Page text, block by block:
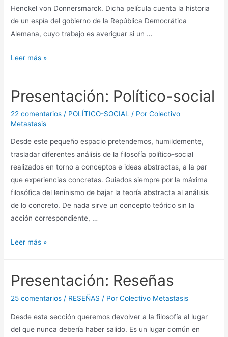
Henckel von Donnersmarck. Dicha película cuenta la historia
de un espía del gobierno de la República Democrática
Alemana, cuyo trabajo es averiguar si un …
La
los
y
nuestra
Leer más »
Presentación: Político-social
22 comentarios / POLÍTICO-SOCIAL / PorColectivo
Metastasis
Desde este pequeño espacio pretendemos, humildemente,
trasladar diferentes análisis de la filosofía político-social
realizados en torno a conceptos e ideas abstractas, a la par
que experiencias concretas. Guiados siempre por la máxima
filosófica del leninismo de bajar la teoría abstracta al análisis
de lo concreto. De nada sirve un concepto teórico sin la
acción correspondiente, …
Presentación:
Leer más »
Presentación: Reseñas
25 comentarios / RESEÑAS / PorColectivo Metastasis
Desde esta sección queremos devolver a la filosofía al lugar
del que nunca debería haber salido. Es un lugar común en